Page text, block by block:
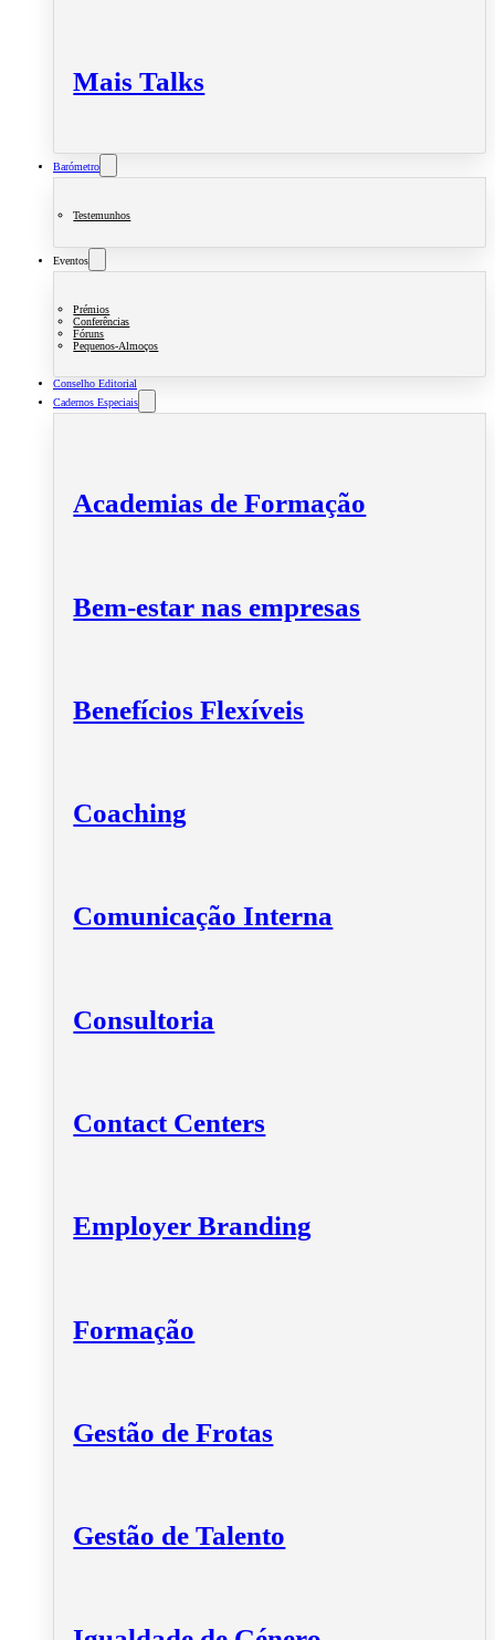
Mais Talks
Barómetro
Testemunhos
Eventos
Prémios
Conferências
Fóruns
Pequenos-Almoços
Conselho Editorial
Cadernos Especiais
Academias de Formação
Bem-estar nas empresas
Benefícios Flexíveis
Coaching
Comunicação Interna
Consultoria
Contact Centers
Employer Branding
Formação
Gestão de Frotas
Gestão de Talento